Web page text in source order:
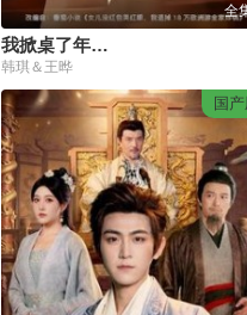
全
我掀桌了年夜饭
韩琪＆王晔
国